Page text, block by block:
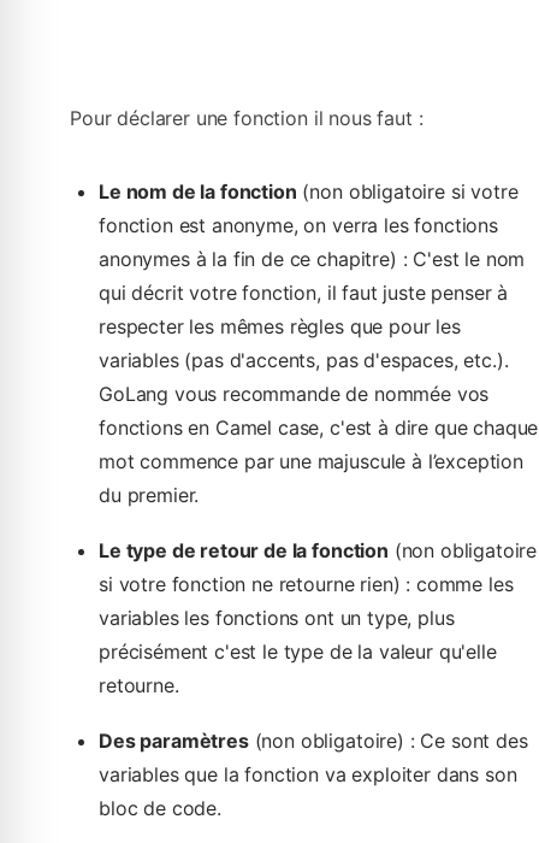
Pour déclarer une fonction il nous faut :
Le nom de la fonction (non obligatoire si votre
fonction est anonyme, on verra les fonctions
anonymes à la fin de ce chapitre) : C'est le nom
qui décrit votre fonction, il faut juste penser à
respecter les mêmes règles que pour les
variables (pas d'accents, pas d'espaces, etc.).
GoLang vous recommande de nommée vos
fonctions en Camel case, c'est à dire que chaque
mot commence par une majuscule à l’exception
du premier.
Le type de retour de la fonction (non obligatoire
si votre fonction ne retourne rien) : comme les
variables les fonctions ont un type, plus
précisément c'est le type de la valeur qu'elle
retourne.
Des paramètres(non obligatoire) : Ce sont des
variables que la fonction va exploiter dans son
bloc de code.